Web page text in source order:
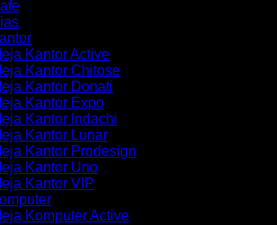
Kantor Active
Kantor Chitose
Kantor Donati
Kantor Expo
Kantor Indachi
Kantor Lunar
Kantor Prodesign
Kantor Uno
Kantor VIP
Komputer Active